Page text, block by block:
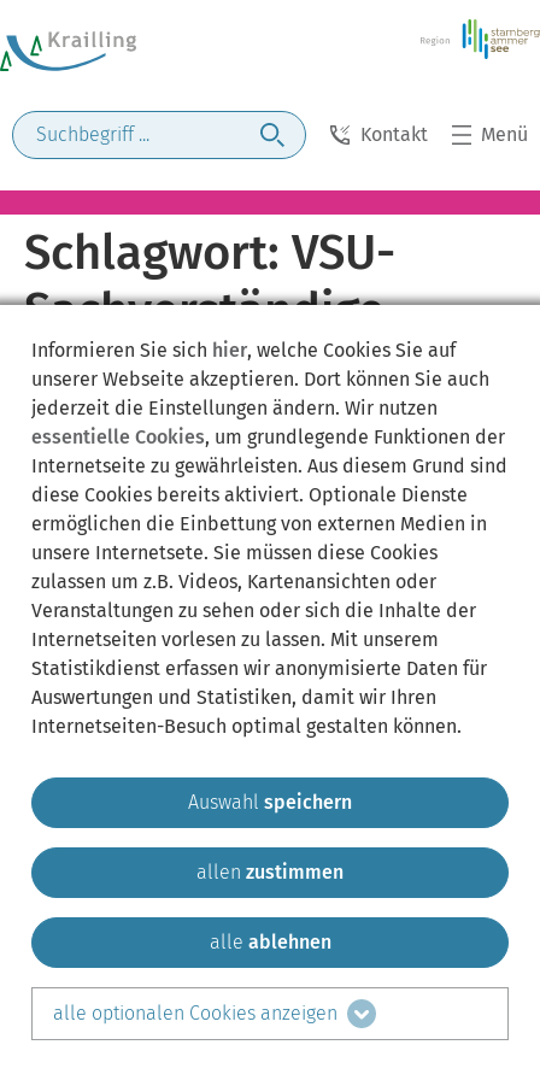
Kontakt Menü
Schlagwort: VSU-
Sachverständige
Gemeinde Krailling Impressum
Sitemap
Kontakt
teilen auf:
LinkedIn
Informieren Sie sich hier, welche Cookies Sie auf
unserer Webseite akzeptieren. Dort können Sie auch
jederzeit die Einstellungen ändern. Wir nutzen
essentielle Cookies, um grundlegende Funktionen der
Internetseite zu gewährleisten. Aus diesem Grund sind
diese Cookies bereits aktiviert. Optionale Dienste
ermöglichen die Einbettung von externen Medien in
unsere Internetsete. Sie müssen diese Cookies
zulassen um z.B. Videos, Kartenansichten oder
Veranstaltungen zu sehen oder sich die Inhalte der
Internetseiten vorlesen zu lassen. Mit unserem
Statistikdienst erfassen wir anonymisierte Daten für
Auswertungen und Statistiken, damit wir Ihren
Internetseiten-Besuch optimal gestalten können.
Auswahl speichern
allen zustimmen
alle ablehnen
alle optionalen Cookies anzeigen